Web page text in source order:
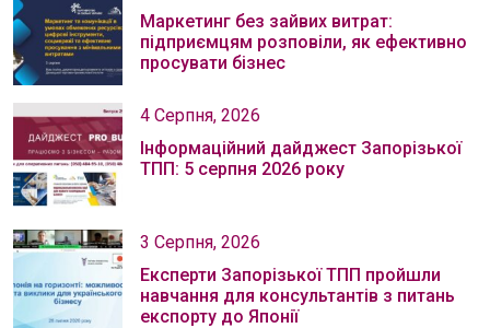
Маркетинг без зайвих витрат:
підприємцям розповіли, як ефективно
просувати бізнес
4 Серпня, 2026
Інформаційний дайджест Запорізької
ТПП: 5 серпня 2026 року
3 Серпня, 2026
Експерти Запорізької ТПП пройшли
навчання для консультантів з питань
експорту до Японії